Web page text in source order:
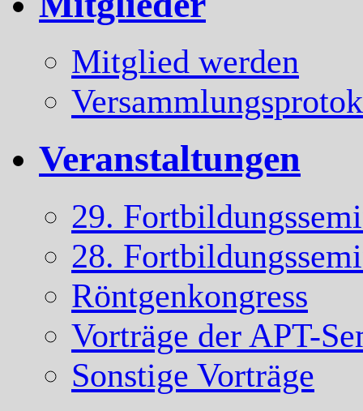
Mitglied werden
Veranstaltungen
29.
28.
Röntgenkongress
Vorträge der APT-
Sonstige Vorträge